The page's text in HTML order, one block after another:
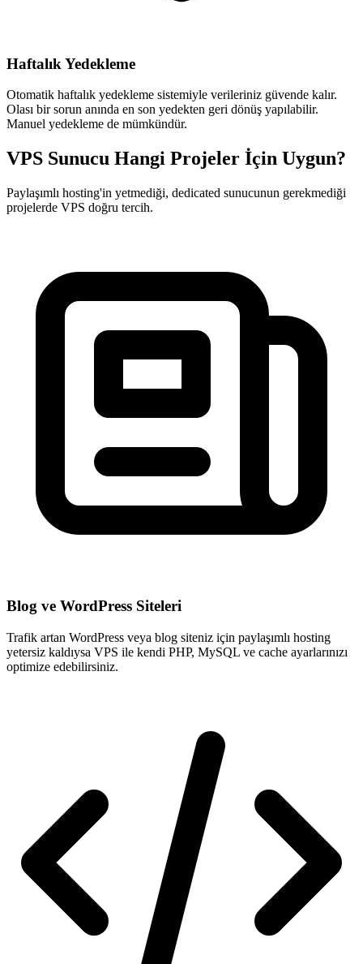
Haftalık Yedekleme
Otomatik haftalık yedekleme sistemiyle verileriniz güvende kalır.
Olası bir sorun anında en son yedekten geri dönüş yapılabilir.
Manuel yedekleme de mümkündür.
VPS Sunucu Hangi Projeler İçin Uygun?
Paylaşımlı hosting'in yetmediği, dedicated sunucunun gerekmediği
projelerde VPS doğru tercih.
Blog ve WordPress Siteleri
Trafik artan WordPress veya blog siteniz için paylaşımlı hosting
yetersiz kaldıysa VPS ile kendi PHP, MySQL ve cache ayarlarınızı
optimize edebilirsiniz.